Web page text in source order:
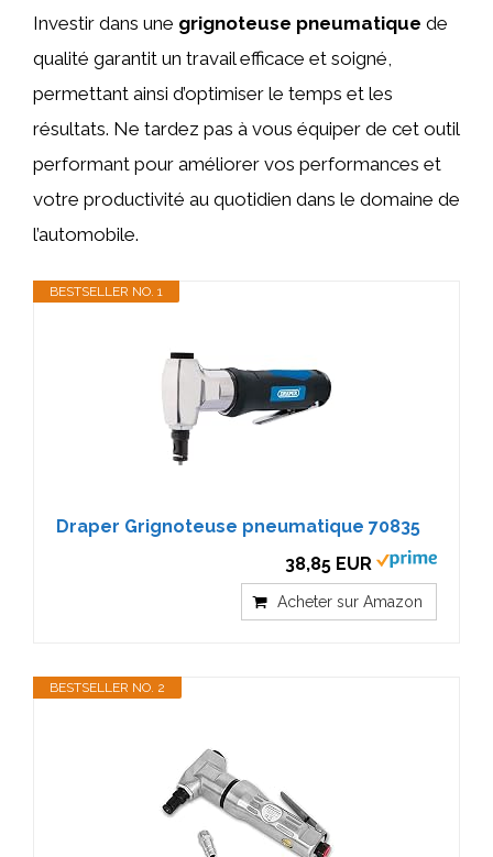
Investir dans une grignoteuse pneumatique de
qualité garantit un travail efficace et soigné,
permettant ainsi d’optimiser le temps et les
résultats. Ne tardez pas à vous équiper de cet outil
performant pour améliorer vos performances et
votre productivité au quotidien dans le domaine de
l’automobile.
BESTSELLER NO. 1
Draper Grignoteuse pneumatique 70835
38,85 EUR
Acheter sur Amazon
BESTSELLER NO. 2